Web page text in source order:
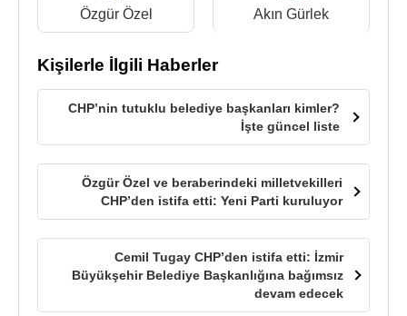
Özgür Özel Akın Gürlek
Kişilerle İlgili Haberler
CHP’nin tutuklu belediye başkanları kimler?
İşte güncel liste
Özgür Özel ve beraberindeki milletvekilleri
CHP’den istifa etti: Yeni Parti kuruluyor
Cemil Tugay CHP’den istifa etti: İzmir
Büyükşehir Belediye Başkanlığına bağımsız
devam edecek